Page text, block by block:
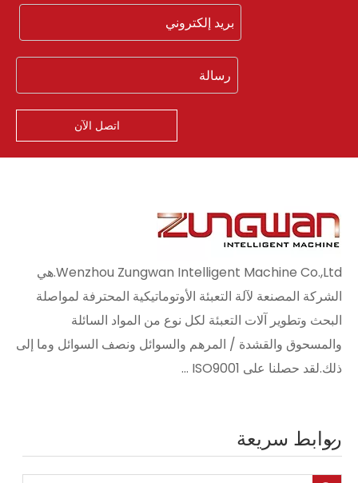
اتصل الآن
Wenzhou Zungwan Intelligent Machine Co.,Ltd.هي
الشركة المصنعة لآلة التعبئة الأوتوماتيكية المحترفة لمواصلة
البحث وتطوير آلات التعبئة لكل نوع من المواد السائلة
والمسحوق والقشدة / المرهم والسوائل ونصف السوائل وما إلى
ذلك.لقد حصلنا على ISO9001 ...
روابط سريعة